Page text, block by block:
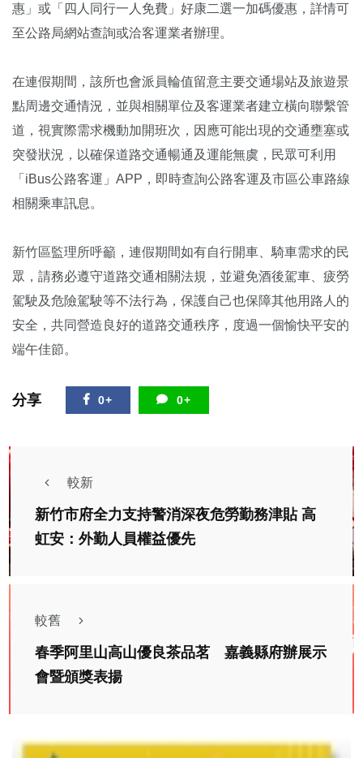
惠」或「四人同行一人免費」好康二選一加碼優惠，詳情可
至公路局網站查詢或洽客運業者辦理。
在連假期間，該所也會派員輪值留意主要交通場站及旅遊景
點周邊交通情況，並與相關單位及客運業者建立橫向聯繫管
道，視實際需求機動加開班次，因應可能出現的交通壅塞或
突發狀況，以確保道路交通暢通及運能無虞，民眾可利用
「iBus公路客運」APP，即時查詢公路客運及市區公車路線
相關乘車訊息。
新竹區監理所呼籲，連假期間如有自行開車、騎車需求的民
眾，請務必遵守道路交通相關法規，並避免酒後駕車、疲勞
駕駛及危險駕駛等不法行為，保護自己也保障其他用路人的
安全，共同營造良好的道路交通秩序，度過一個愉快平安的
端午佳節。
分享 0+ 0+
較新
新竹市府全力支持警消深夜危勞勤務津貼 高
虹安：外勤人員權益優先
較舊
春季阿里山高山優良茶品茗 嘉義縣府辦展示
會暨頒獎表揚